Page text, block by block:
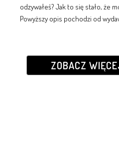
odzywałeś? Jak to się stało, że
Powyższy opis pochodzi od
ZOBACZ